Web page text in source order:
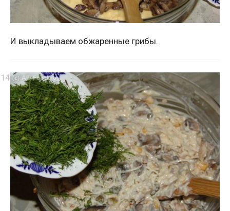
И выкладываем обжаренные грибы.